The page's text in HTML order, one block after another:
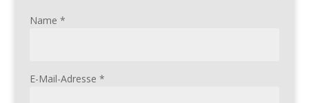
Name *
E-Mail-Adresse *